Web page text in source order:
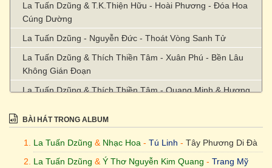
La Tuấn Dzũng & T.K.Thiện Hữu - Hoài Phương - Đóa Hoa
Cúng Dường
La Tuấn Dzũng - Nguyễn Đức - Thoát Vòng Sanh Tử
La Tuấn Dzũng & Thích Thiền Tâm - Xuân Phú - Bền Lâu
Không Gián Đoạn
La Tuấn Dzũng & Thích Thiền Tâm - Quang Minh & Hương
La Tuấn Dzũng - Nguyễn Đức - Đường Về Cõi Tịnh
Lời Việt: La Tuấn Dzũng & Nhạc Hoa - Trang Mỹ Dung -
Chánh Niệm Di Đà
BÀI HÁT TRONG ALBUM
La Tuấn Dzũng & Nhạc Hoa - Tú Linh - Tây Phương Di Đà
La Tuấn Dzũng & Ý Thơ Nguyễn Kim Quang - Trang Mỹ